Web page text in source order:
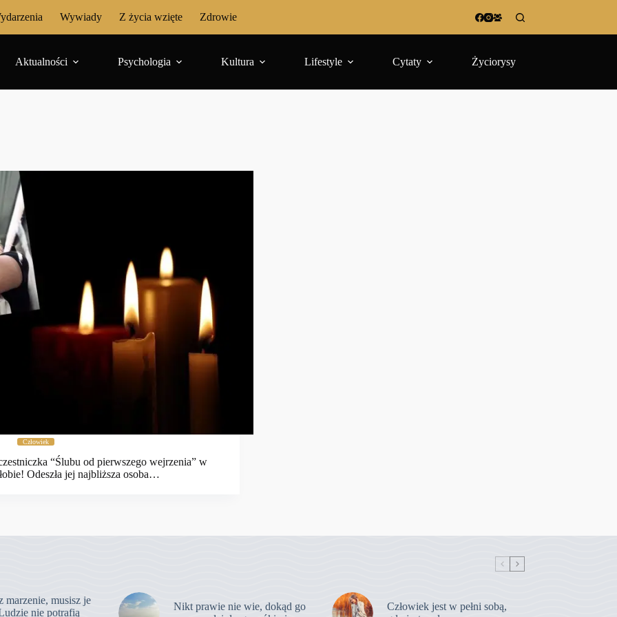
Wywiady Z życia wzięte Zdrowie
Aktualności Psychologia Kultura Lifestyle Cytaty Życiorysy
Człowiek
“Ślubu od pierwszego wejrzenia” w
Odeszła jej najbliższa osoba…
marzenie, musisz je
nie potrafią
Nikt prawie nie wie, dokąd go
Człowiek jest w pełni sobą,